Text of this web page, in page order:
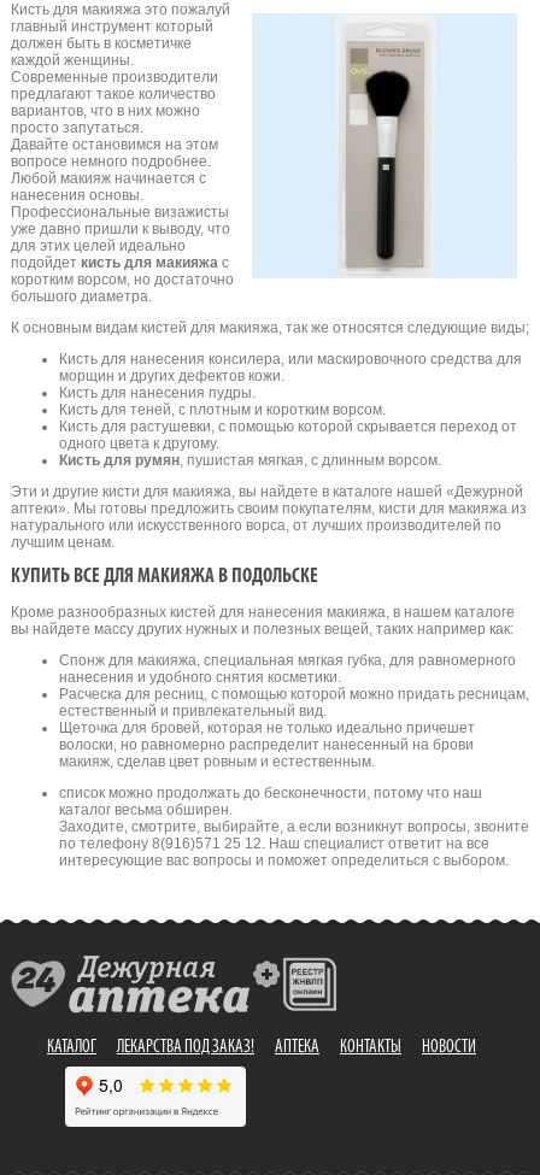
Кисть для макияжа это пожалуй
главный инструмент который
должен быть в косметичке
каждой женщины.
Современные производители
предлагают такое количество
вариантов, что в них можно
просто запутаться.
Давайте остановимся на этом
вопросе немного подробнее.
Любой макияж начинается с
нанесения основы.
Профессиональные визажисты
уже давно пришли к выводу, что
для этих целей идеально
подойдет кисть для макияжас
коротким ворсом, но достаточно
большого диаметра.
К основным видам кистей для макияжа, так же относятся следующие виды;
Кисть для нанесения консилера, или маскировочного средства для
морщин и других дефектов кожи.
Кисть для нанесения пудры.
Кисть для теней, с плотным и коротким ворсом.
Кисть для растушевки, с помощью которой скрывается переход от
одного цвета к другому.
Кисть для румян, пушистая мягкая, с длинным ворсом.
Эти и другие кисти для макияжа, вы найдете в каталоге нашей «Дежурной
аптеки». Мы готовы предложить своим покупателям, кисти для макияжа из
натурального или искусственного ворса, от лучших производителей по
лучшим ценам.
КУПИТЬ ВСЕ ДЛЯ МАКИЯЖА В ПОДОЛЬСКЕ
Кроме разнообразных кистей для нанесения макияжа, в нашем каталоге
вы найдете массу других нужных и полезных вещей, таких например как:
Спонж для макияжа, специальная мягкая губка, для равномерного
нанесения и удобного снятия косметики.
Расческа для ресниц, с помощью которой можно придать ресницам,
естественный и привлекательный вид.
Щеточка для бровей, которая не только идеально причешет
волоски, но равномерно распределит нанесенный на брови
макияж, сделав цвет ровным и естественным.
список можно продолжать до бесконечности, потому что наш
каталог весьма обширен.
Заходите, смотрите, выбирайте, а если возникнут вопросы, звоните
по телефону 8(916)571 25 12. Наш специалист ответит на все
интересующие вас вопросы и поможет определиться с выбором.
КАТАЛОГ ЛЕКАРСТВА ПОД ЗАКАЗ! АПТЕКА КОНТАКТЫ НОВОСТИ